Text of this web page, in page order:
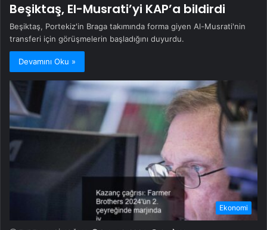
Beşiktaş, El-Musrati’yi KAP’a bildirdi
Beşiktaş, Portekiz'in Braga takımında forma giyen Al-Musrati'nin
transferi için görüşmelerin başladığını duyurdu.
Devamını Oku »
Ekonomi